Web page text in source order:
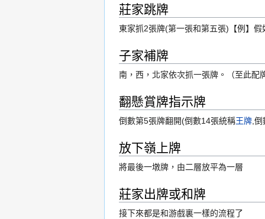
莊家跳牌
東家抓2張牌(第一張和第五張)【例】
子家補牌
南，西，北家依次抓一張牌。（至此配
翻懸賞牌指示牌
倒數第5張牌翻開(倒數14張統稱王牌,倒
放下嶺上牌
將最後一墩牌，由二層放平為一層
莊家出牌或和牌
接下來都是和游戲裏一樣的流程了